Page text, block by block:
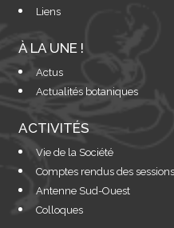
Liens
À LA UNE !
Actus
Actualités botaniques
ACTIVITÉS
Vie de la Société
Comptes rendus des sessions
Antenne Sud-Ouest
Colloques